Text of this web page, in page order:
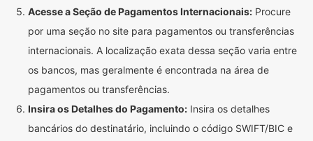
Acesse a Seção de Pagamentos Internacionais: Procure
por uma seção no site para pagamentos ou transferências
internacionais. A localização exata dessa seção varia entre
os bancos, mas geralmente é encontrada na área de
pagamentos ou transferências.
Insira os Detalhes do Pagamento: Insira os detalhes
bancários do destinatário, incluindo o código SWIFT/BIC e